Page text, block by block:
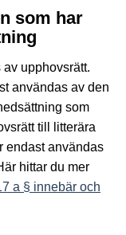
som har
upphovsrätt.
användas av den
som
till litterära
endast användas
hittar du mer
a § innebär och